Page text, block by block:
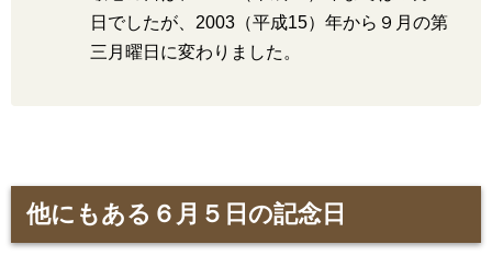
日でしたが、2003（平成15）年から９月の第
三月曜日に変わりました。
他にもある６月５日の記念日